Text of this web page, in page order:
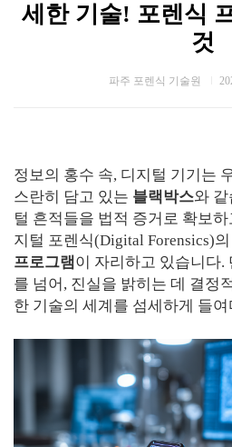
세한 기술! 포렌식
것
파주 포렌식 기술원
정보의 홍수 속, 디지털 기기는
스란히 담고 있는 블랙박스와
털 흔적들을 법적 증거로 확보
지털 포렌식(Digital Forensics)
프로그램이 자리하고 있습니다.
를 넘어, 진실을 밝히는 데 결정
한 기술의 세계를 섬세하게 들